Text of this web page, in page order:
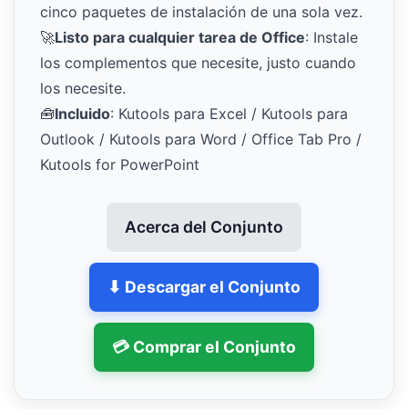
cinco paquetes de instalación de una sola vez.
🚀Listo para cualquier tarea de Office: Instale
los complementos que necesite, justo cuando
los necesite.
🧰Incluido: Kutools para Excel / Kutools para
Outlook / Kutools para Word / Office Tab Pro /
Kutools for PowerPoint
Acerca del Conjunto
⬇ Descargar el Conjunto
💳 Comprar el Conjunto